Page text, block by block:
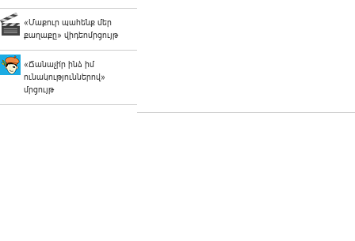
«Մաքուր պահենք մեր
քաղաքը» վիդեոմրցույթ
«Ճանաչի՛ր ինձ իմ
ունակություններով»
մրցույթ